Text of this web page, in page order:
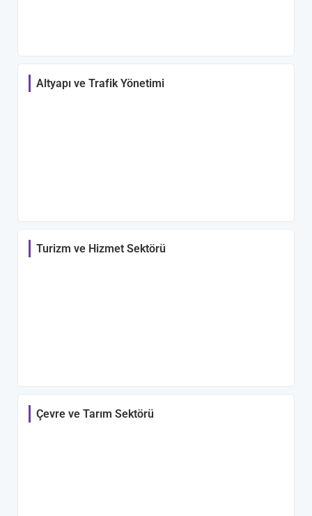
Altyapı ve Trafik Yönetimi
Turizm ve Hizmet Sektörü
Çevre ve Tarım Sektörü